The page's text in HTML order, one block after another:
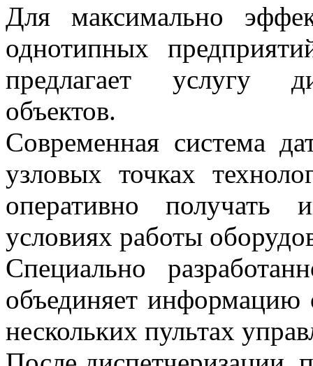
Для максимально
однотипных
предлагает услугу
объектов.
Современная система
узловых точках
оперативно
условиях работы
Специально
объединяет информацию
нескольких пультах